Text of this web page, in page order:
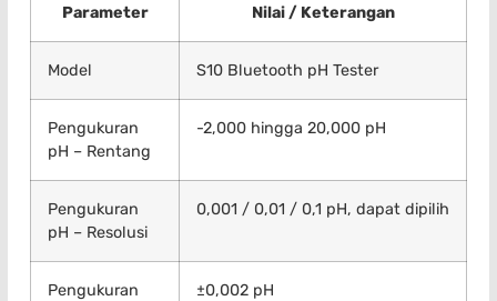
Parameter Nilai / Keterangan
Model S10 Bluetooth pH Tester
Pengukuran
pH – Rentang
-2,000 hingga 20,000 pH
Pengukuran
pH – Resolusi
0,001 / 0,01 / 0,1 pH, dapat dipilih
Pengukuran
±0,002 pH